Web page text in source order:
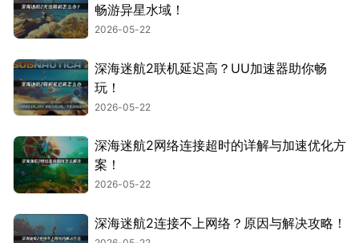
畅游异星水域！
2026-05-22
深海迷航2联机延迟高？UU加速器助你畅
玩！
2026-05-22
深海迷航2网络连接超时的详解与加速优化方
案！
2026-05-22
深海迷航2连接不上网络？原因与解决攻略！